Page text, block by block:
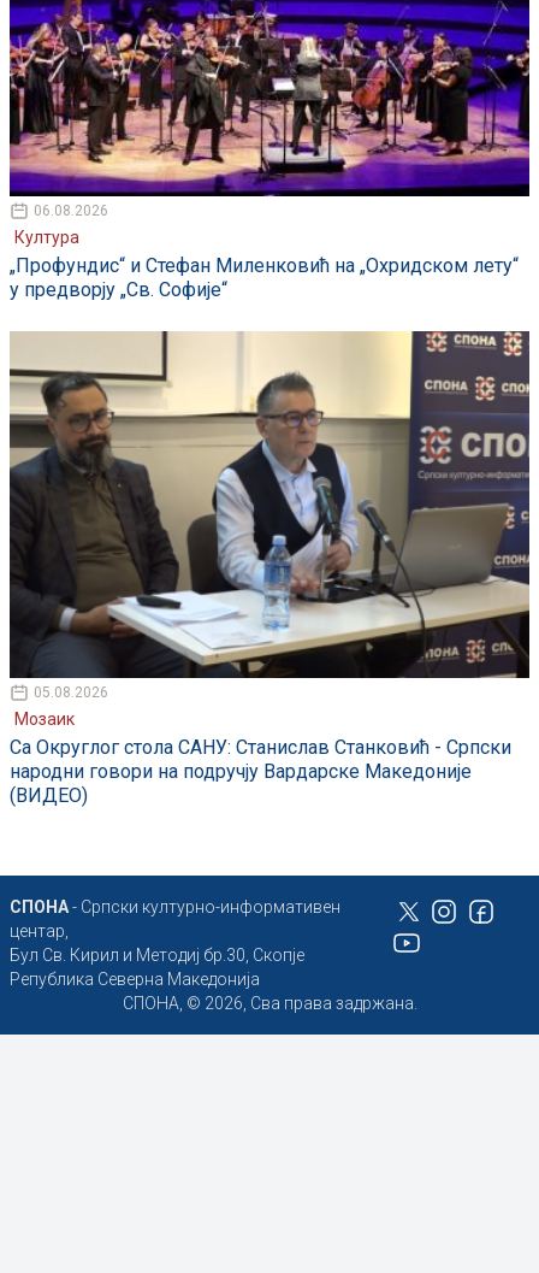
06.08.2026
Култура
„Профундис“ и Стефан Миленковић на „Охридском лету“
у предворју „Св. Софије“
05.08.2026
Мозаик
Са Округлог стола САНУ: Станислав Станковић - Српски
народни говори на подручју Вардарске Македоније
(ВИДЕО)
СПОНА- Српски културно-информативен
центар,
Бул Св. Кирил и Методиј бр.30, Скопје
Република Северна Македонија
СПОНА, © 2026, Сва права задржана.